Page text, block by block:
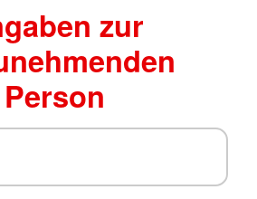
zur
Person